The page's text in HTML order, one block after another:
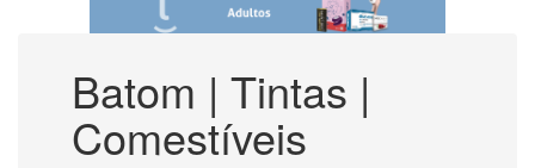
Batom | Tintas |
Comestíveis